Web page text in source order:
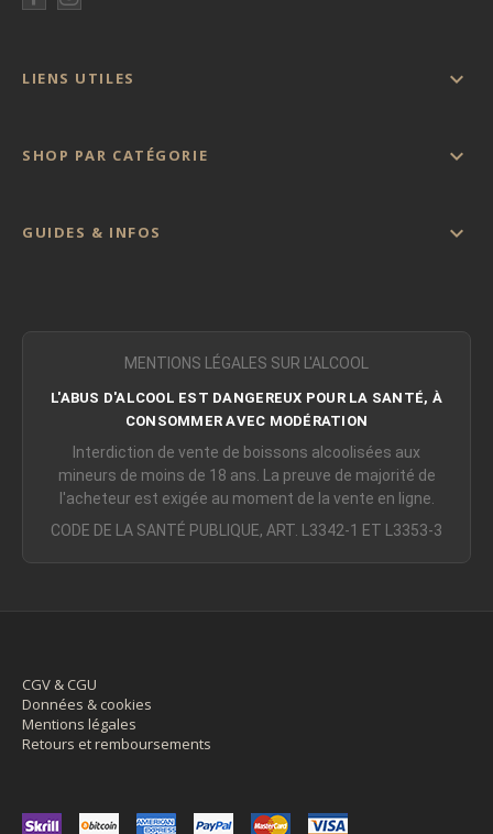
LIENS UTILES 
SHOP PAR CATÉGORIE 
GUIDES & INFOS 
MENTIONS LÉGALES SUR L'ALCOOL
L'ABUS D'ALCOOL EST DANGEREUX POUR LA SANTÉ, À
CONSOMMER AVEC MODÉRATION
Interdiction de vente de boissons alcoolisées aux
mineurs de moins de 18 ans. La preuve de majorité de
l'acheteur est exigée au moment de la vente en ligne.
CODE DE LA SANTÉ PUBLIQUE, ART. L3342-1 ET L3353-3
CGV & CGU
Données & cookies
Mentions légales
Retours et remboursements